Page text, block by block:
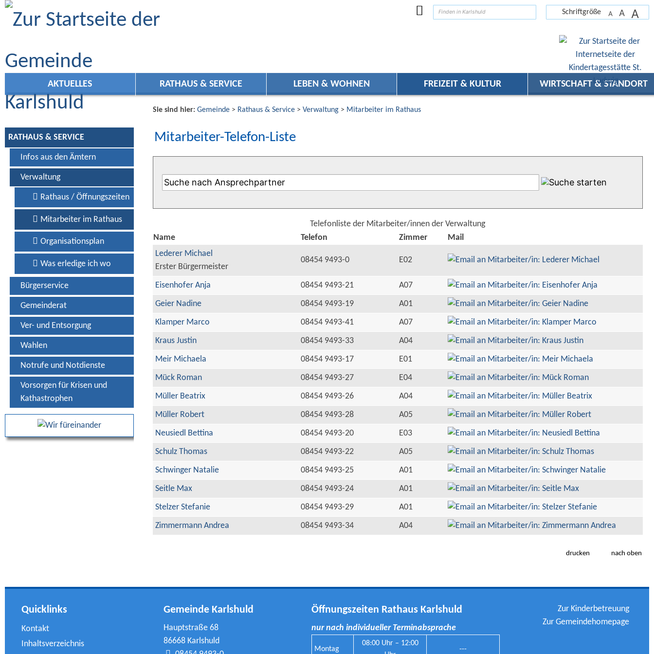
Zum Inhalt
Schriftgröße A A A
AKTUELLES RATHAUS & SERVICE LEBEN & WOHNEN FREIZEIT & KULTUR WIRTSCHAFT & STANDORT
RATHAUS & SERVICE
Infos aus den Ämtern
Verwaltung
Rathaus / Öffnungszeiten
Mitarbeiter im Rathaus
Organisationsplan
Was erledige ich wo
Bürgerservice
Gemeinderat
Ver- und Entsorgung
Wahlen
Notrufe und Notdienste
Vorsorgen für Krisen und
Kathastrophen
Sie sind hier: Gemeinde> Rathaus & Service> Verwaltung> Mitarbeiter im Rathaus
Mitarbeiter-Telefon-Liste
Telefonliste der Mitarbeiter/innen der Verwaltung
Name
Telefon Zimmer
Mail
Lederer Michael
Erster Bürgermeister
08454 9493-0 E02
Eisenhofer Anja 08454 9493-21
A07
Geier Nadine
08454 9493-19
A01
Klamper Marco
08454 9493-41
A07
Kraus Justin
08454 9493-33
A04
Meir Michaela
08454 9493-17
E01
Mück Roman
08454 9493-27
E04
Müller Beatrix
08454 9493-26
A04
Müller Robert
08454 9493-28
A05
Neusiedl Bettina
08454 9493-20
E03
Schulz Thomas
08454 9493-22
A05
Schwinger Natalie
08454 9493-25
A01
Seitle Max
08454 9493-24
A01
Stelzer Stefanie
08454 9493-29
A01
Zimmermann Andrea
08454 9493-34 A04
drucken nach oben
Quicklinks
Kontakt
Inhaltsverzeichnis
Gemeinde Karlshuld
Hauptstraße 68
86668 Karlshuld
Öffnungszeiten Rathaus Karlshuld
nur nach individueller Terminabsprache
Montag
08:00 Uhr – 12:00
---
Zur Kinderbetreuung
Zur Gemeindehomepage